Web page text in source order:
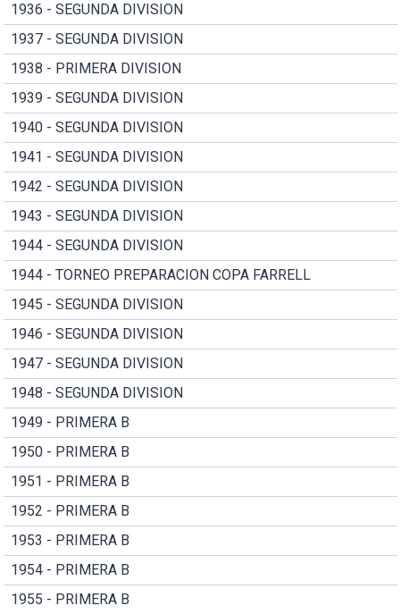
1936 - SEGUNDA DIVISION
1937 - SEGUNDA DIVISION
1938 - PRIMERA DIVISION
1939 - SEGUNDA DIVISION
1940 - SEGUNDA DIVISION
1941 - SEGUNDA DIVISION
1942 - SEGUNDA DIVISION
1943 - SEGUNDA DIVISION
1944 - SEGUNDA DIVISION
1944 - TORNEO PREPARACION COPA FARRELL
1945 - SEGUNDA DIVISION
1946 - SEGUNDA DIVISION
1947 - SEGUNDA DIVISION
1948 - SEGUNDA DIVISION
1949 - PRIMERA B
1950 - PRIMERA B
1951 - PRIMERA B
1952 - PRIMERA B
1953 - PRIMERA B
1954 - PRIMERA B
1955 - PRIMERA B